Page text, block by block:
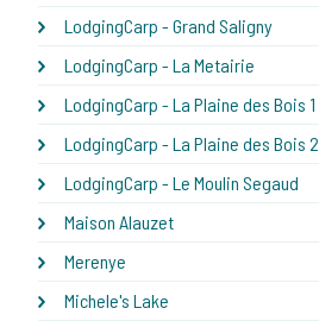
LodgingCarp - Grand Saligny
LodgingCarp - La Metairie
LodgingCarp - La Plaine des Bois 1
LodgingCarp - La Plaine des Bois 2
LodgingCarp - Le Moulin Segaud
Maison Alauzet
Merenye
Michele's Lake